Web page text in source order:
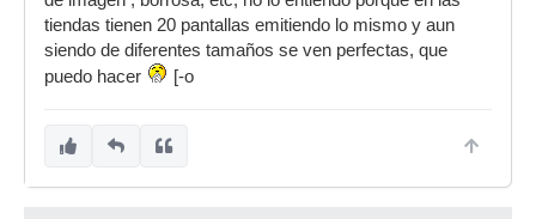
tiendas tienen 20 pantallas emitiendo lo mismo y aun
siendo de diferentes tamaños se ven perfectas, que
puedo hacer
[-o